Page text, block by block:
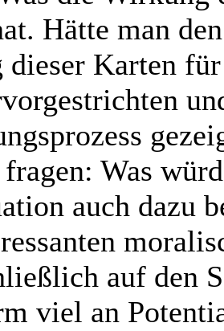
Hätte man
dieser Karten
Was
auch dazu
auf den
viel an